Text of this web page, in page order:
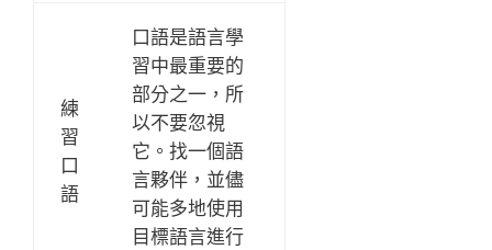
練
習
口
語
口語是語言學
習中最重要的
部分之一，所
以不要忽視
它。找一個語
言夥伴，並儘
可能多地使用
目標語言進行